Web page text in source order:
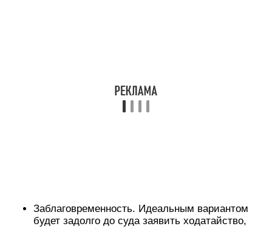
Заблаговременность. Идеальным вариантом
будет задолго до суда заявить ходатайство,